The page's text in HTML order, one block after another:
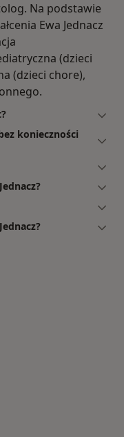
Na podstawie
Ewa Jednacz
(dzieci
(dzieci chore),
konieczności